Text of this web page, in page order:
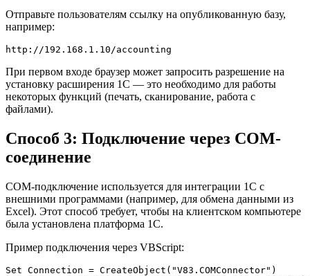
Отправьте пользователям ссылку на опубликованную базу,
например:
При первом входе браузер может запросить разрешение на
установку расширения 1С — это необходимо для работы
некоторых функций (печать, сканирование, работа с
файлами).
Способ 3: Подключение через COM-
соединение
COM-подключение используется для интеграции 1С с
внешними программами (например, для обмена данными из
Excel). Этот способ требует, чтобы на клиентском компьютере
была установлена платформа 1С.
Пример подключения через VBScript:
Set Connection = CreateObject("V83.COMConnector")